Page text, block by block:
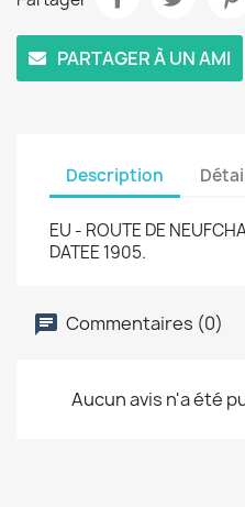
PARTAGER À UN AMI
Description
EU - ROUTE DE
DATEE 1905.
Commentaires (0)
Aucun avis n'a été